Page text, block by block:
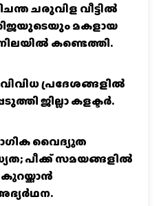
ചരുവിള വീട്ടിൽ
മകളായ
കണ്ടെത്തി.
പ്രദേശങ്ങളില്‍
ജില്ലാ കളക്ടര്‍.
വൈദ്യുത
പീക്ക് സമയങ്ങളില്‍